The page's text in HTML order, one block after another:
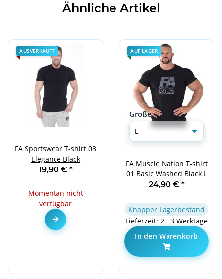
Ähnliche Artikel
AUSVERKAUFT
FA Sportswear T-shirt 03
Elegance Black
19,90 € *
Momentan nicht
verfügbar
Zum Artikel
AUF LAGER
Größe
FA Muscle Nation T-shirt
01 Basic Washed Black L
24,90 € *
Knapper Lagerbestand
Lieferzeit: 2 - 3 Werktage
In den Warenkorb